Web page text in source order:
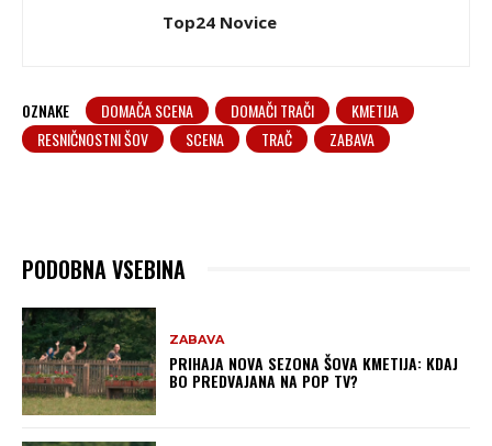
Top24 Novice
OZNAKE DOMAČA SCENA DOMAČI TRAČI
KMETIJA
RESNIČNOSTNI ŠOV
SCENA TRAČ ZABAVA
PODOBNA VSEBINA
ZABAVA
PRIHAJA NOVA SEZONA ŠOVA KMETIJA: KDAJ
BO PREDVAJANA NA POP TV?